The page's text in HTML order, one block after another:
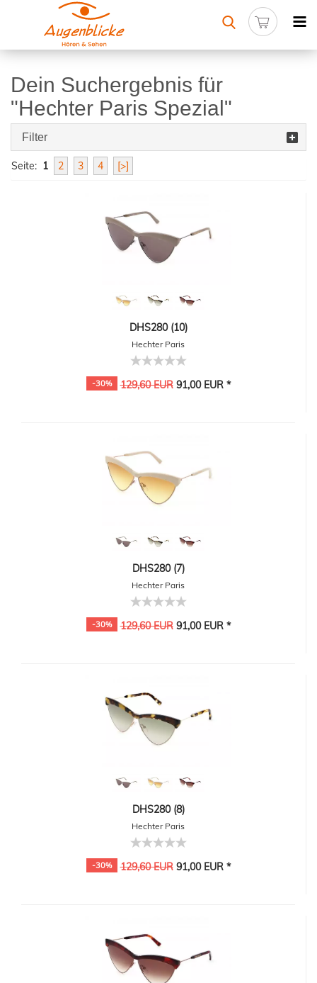
Dein Suchergebnis für
"Hechter Paris Spezial"
Filter
Seite: 1 2 3 4 [>]
DHS280 (10)
Hechter Paris
-30% 129,60 EUR91,00 EUR *
DHS280 (7)
Hechter Paris
-30% 129,60 EUR91,00 EUR *
DHS280 (8)
Hechter Paris
-30% 129,60 EUR91,00 EUR *